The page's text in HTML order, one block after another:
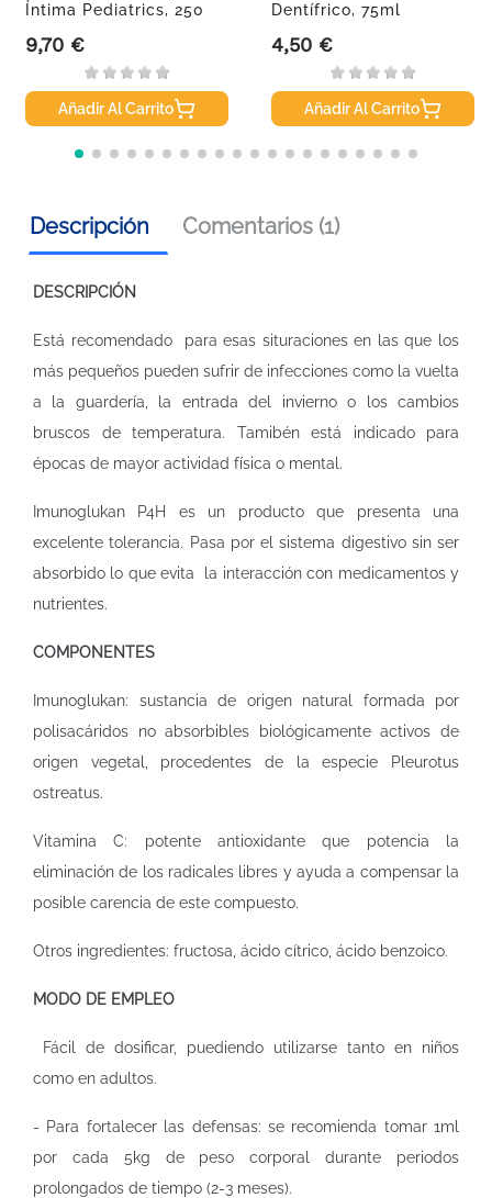
Íntima Pediatrics, 250
Precio
9,70 €
Añadir Al Carrito
Dentífrico, 75ml
Precio
4,50 €
Añadir Al Carrito
Descripción Comentarios (1)
DESCRIPCIÓN
Está recomendado para esas situraciones en las que los
más pequeños pueden sufrir de infecciones como la vuelta
a la guardería, la entrada del invierno o los cambios
bruscos de temperatura. Tamibén está indicado para
épocas de mayor actividad física o mental.
Imunoglukan P4H es un producto que presenta una
excelente tolerancia. Pasa por el sistema digestivo sin ser
absorbido lo que evita la interacción con medicamentos y
nutrientes.
COMPONENTES
Imunoglukan: sustancia de origen natural formada por
polisacáridos no absorbibles biológicamente activos de
origen vegetal, procedentes de la especie Pleurotus
ostreatus.
Vitamina C: potente antioxidante que potencia la
eliminación de los radicales libres y ayuda a compensar la
posible carencia de este compuesto.
Otros ingredientes: fructosa, ácido cítrico, ácido benzoico.
MODO DE EMPLEO
Fácil de dosificar, puediendo utilizarse tanto en niños
como en adultos.
- Para fortalecer las defensas: se recomienda tomar 1ml
por cada 5kg de peso corporal durante periodos
prolongados de tiempo (2-3 meses).